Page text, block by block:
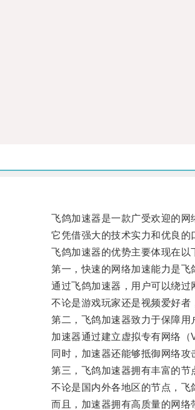
飞鸽加速器是一款广受欢迎的网络
它凭借强大的技术实力和优良的
飞鸽加速器的优势主要体现在以
第一，快速的网络加速能力是飞
通过飞鸽加速器，用户可以绕过
不论是游戏玩家还是视频爱好者
第二，飞鸽加速器致力于保障用
加速器通过建立虚拟专有网络（
同时，加速器还能够抵御网络攻
第三，飞鸽加速器拥有丰富的节
不论是国内外各地区的节点，飞
而且，加速器拥有高质量的网络带